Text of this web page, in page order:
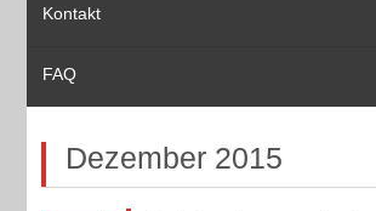
Kontakt
FAQ
Dezember 2015